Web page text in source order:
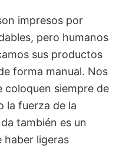
impresos por
pero humanos
sus productos
forma manual. Nos
coloquen siempre de
la fuerza de la
también es un
haber ligeras